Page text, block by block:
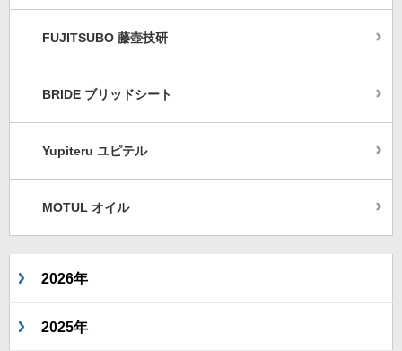
FUJITSUBO 藤壺技研
BRIDE ブリッドシート
Yupiteru ユピテル
MOTUL オイル
2026年
2025年